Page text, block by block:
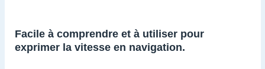
Facile à comprendre et à utiliser pour
exprimer la vitesse en navigation.